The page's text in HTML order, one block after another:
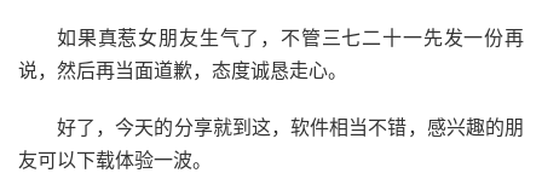
如果真惹女朋友生气了，不管三七二十一先发一份再
说，然后再当面道歉，态度诚恳走心。
好了，今天的分享就到这，软件相当不错，感兴趣的朋
友可以下载体验一波。